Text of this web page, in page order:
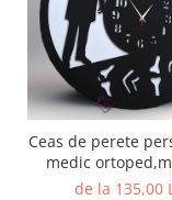
Ceas de perete personalizat
medic
de la 135,00